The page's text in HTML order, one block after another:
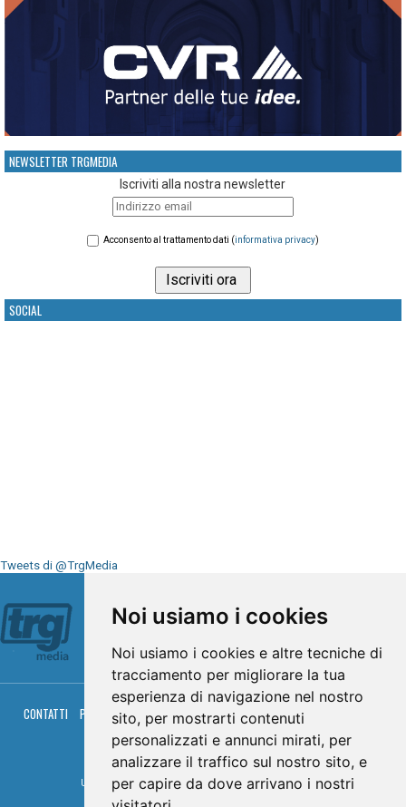
Noi usiamo i cookies
Noi usiamo i cookies e altre tecniche di
tracciamento per migliorare la tua
esperienza di navigazione nel nostro
sito, per mostrarti contenuti
personalizzati e annunci mirati, per
analizzare il traffico sul nostro sito, e
per capire da dove arrivano i nostri
NEWSLETTER TRGMEDIA
Iscriviti alla nostra newsletter
Acconsento al trattamento dati (informativa privacy)
SOCIAL
Tweets di @TrgMedia
CONTATTI PRIVACY COOKIES PALINSESTO DIRETTA TV
RGM HITRADIO
© TRG Media 2005-2026
Umbria Televisioni s.r.l. - P.I.00496230541 -www.trgmedia.it- Powered by